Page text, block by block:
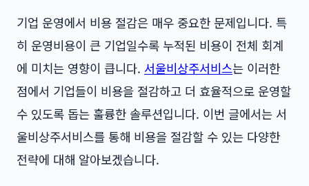
기업 운영에서 비용 절감은 매우 중요한 문제입니다. 특
히 운영비용이 큰 기업일수록 누적된 비용이 전체 회계
에 미치는 영향이 큽니다. 서울비상주서비스는 이러한
점에서 기업들이 비용을 절감하고 더 효율적으로 운영할
수 있도록 돕는 훌륭한 솔루션입니다. 이번 글에서는 서
울비상주서비스를 통해 비용을 절감할 수 있는 다양한
전략에 대해 알아보겠습니다.